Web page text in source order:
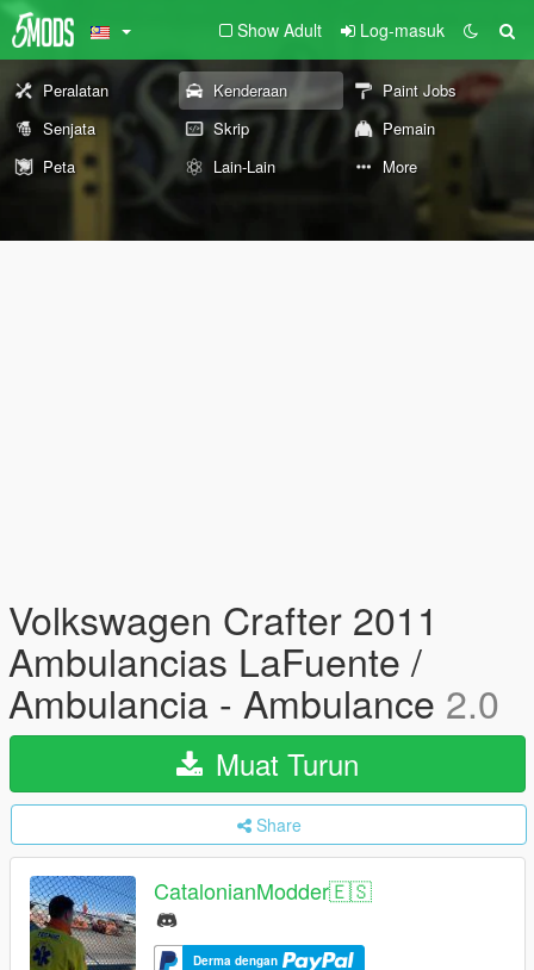
Show Adult Log-masuk
Peralatan Kenderaan
Paint Jobs
Senjata
Skrip
Pemain
Peta
Lain-Lain More
Volkswagen Crafter 2011
Ambulancias LaFuente /
Ambulancia - Ambulance 2.0
Muat Turun
Share
CatalonianModder🇪🇸
Derma dengan